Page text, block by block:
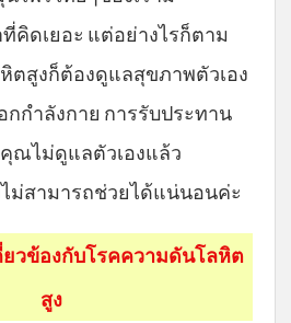
คิดเยอะ แต่อย่างไรก็ตาม
สูงก็ต้องดูแลสุขภาพตัวเอง
กำลังกาย การรับประทาน
ณไม่ดูแลตัวเองแล้ว
ม่สามารถช่วยได้แน่นอนค่ะ
วข้องกับโรคความดันโลหิต
สูง